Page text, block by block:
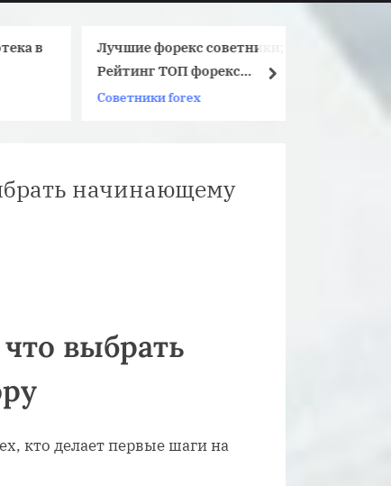
в
Лучшие форекс советники;
Рейтинг ТОП форекс
советников
Советники forex
next
начинающему
выбрать
кто делает первые шаги на